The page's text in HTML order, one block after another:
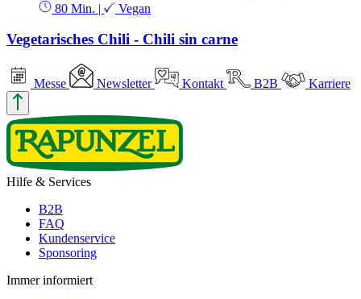
80 Min. | Vegan
Vegetarisches Chili - Chili sin carne
Messe Newsletter Kontakt B2B Karriere
Hilfe & Services
B2B
FAQ
Kundenservice
Sponsoring
Immer informiert